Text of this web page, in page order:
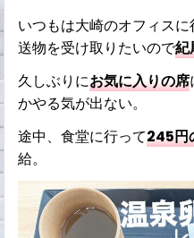
いつもは大崎のオフィス
送物を受け取りたいので紀
久しぶりにお気に入りの席
かやる気が出ない。
途中、食堂に行って245円
給。